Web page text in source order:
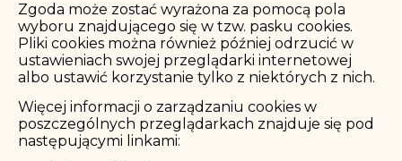
Zgoda może zostać wyrażona za pomocą pola
wyboru znajdującego się w tzw. pasku cookies.
Pliki cookies można również później odrzucić w
ustawieniach swojej przeglądarki internetowej
albo ustawić korzystanie tylko z niektórych z nich.
Więcej informacji o zarządzaniu cookies w
poszczególnych przeglądarkach znajduje się pod
następującymi linkami: